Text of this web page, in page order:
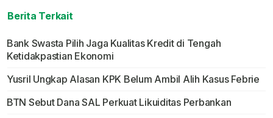
Berita Terkait
Bank Swasta Pilih Jaga Kualitas Kredit di Tengah
Ketidakpastian Ekonomi
Yusril Ungkap Alasan KPK Belum Ambil Alih Kasus Febrie
BTN Sebut Dana SAL Perkuat Likuiditas Perbankan